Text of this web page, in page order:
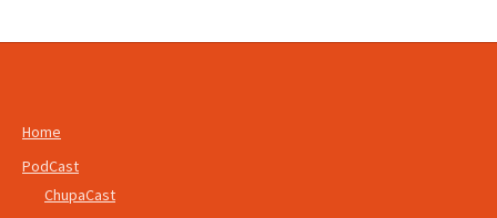
Home
PodCast
ChupaCast